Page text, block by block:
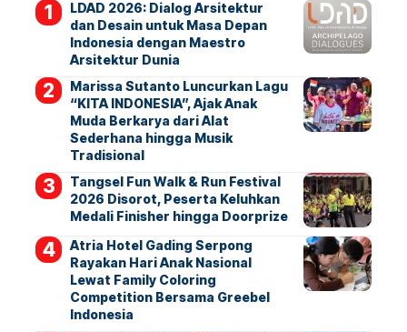
LDAD 2026: Dialog Arsitektur
dan Desain untuk Masa Depan
Indonesia dengan Maestro
Arsitektur Dunia
Marissa Sutanto Luncurkan Lagu
“KITA INDONESIA”, Ajak Anak
Muda Berkarya dari Alat
Sederhana hingga Musik
Tradisional
Tangsel Fun Walk & Run Festival
2026 Disorot, Peserta Keluhkan
Medali Finisher hingga Doorprize
Atria Hotel Gading Serpong
Rayakan Hari Anak Nasional
Lewat Family Coloring
Competition Bersama Greebel
Indonesia